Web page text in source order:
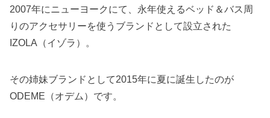
2007年にニューヨークにて、永年使えるベッド＆バス周
りのアクセサリーを使うブランドとして設立された
IZOLA（イゾラ）。
その姉妹ブランドとして2015年に夏に誕生したのが
ODEME（オデム）です。